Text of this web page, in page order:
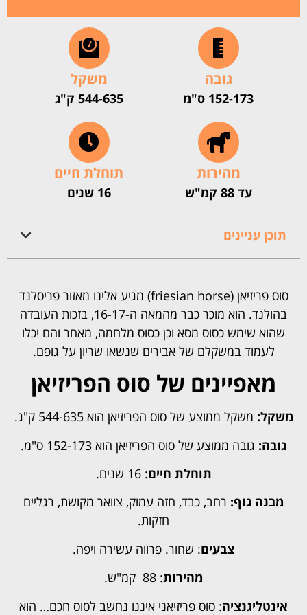
גובה
152-173 ס"מ
משקל
544-635 ק"ג
מהירות
עד 88 קמ"ש
תוחלת חיים
16 שנים
תוכן עניינים
סוס פריזיאן (friesian horse) מגיע אלינו מאזור פריסלנד
בהולנד. הוא מוכר כבר מהמאה ה-16-17, בזכות העובדה
שהוא שימש כסוס מסא וכן כסוס מלחמה, מאחר והם יכלו
לעמוד במשקלם של אבירים שנשאו שריון על גופם.
מאפיינים של סוס הפריזיאן
משקל: משקל ממוצע של סוס הפריזיאן הוא 544-635 ק"ג.
גובה: גובה ממוצע של סוס הפריזיאן הוא 152-173 ס"מ.
תוחלת חיים: 16 שנים.
מבנה גוף: רחב, כבד, חזה עמוק, צוואר מקושת, רגליים
חזקות.
צבעים: שחור. פרווה עשירה ויפה.
מהירות: 88 קמ"ש.
אינטליגנציה: סוס פריזיאני איננו נחשב לסוס חכם… הוא